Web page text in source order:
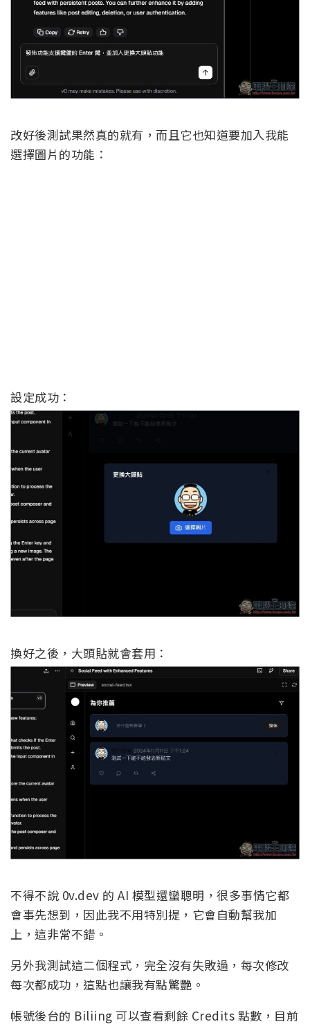
改好後測試果然真的就有，而且它也知道要加入我能
選擇圖片的功能：
設定成功：
換好之後，大頭貼就會套用：
不得不說 0v.dev 的 AI 模型還蠻聰明，很多事情它都
會事先想到，因此我不用特別提，它會自動幫我加
上，這非常不錯。
另外我測試這二個程式，完全沒有失敗過，每次修改
每次都成功，這點也讓我有點驚艷。
帳號後台的 Biliing 可以查看剩餘 Credits 點數，目前